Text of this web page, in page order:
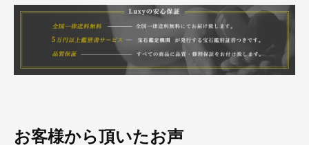
お客様から頂いたお声